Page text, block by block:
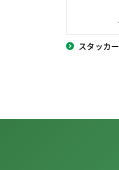
スタッカー